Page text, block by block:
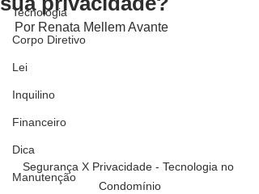
Tecnologia
Corpo Diretivo
Lei
Inquilino
Financeiro
Dica
Manutenção
Por Renata Mellem Avante
Segurança X Privacidade - Tecnologia no
Condomínio